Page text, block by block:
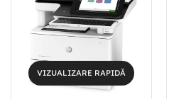
VIZUALIZARE RAPIDĂ